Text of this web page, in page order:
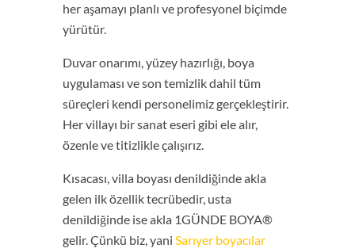
her aşamayı planlı ve profesyonel biçimde
yürütür.
Duvar onarımı, yüzey hazırlığı, boya
uygulaması ve son temizlik dahil tüm
süreçleri kendi personelimiz gerçekleştirir.
Her villayı bir sanat eseri gibi ele alır,
özenle ve titizlikle çalışırız.
Kısacası, villa boyası denildiğinde akla
gelen ilk özellik tecrübedir, usta
denildiğinde ise akla 1GÜNDE BOYA®
gelir. Çünkü biz, yani Sarıyer boyacılar